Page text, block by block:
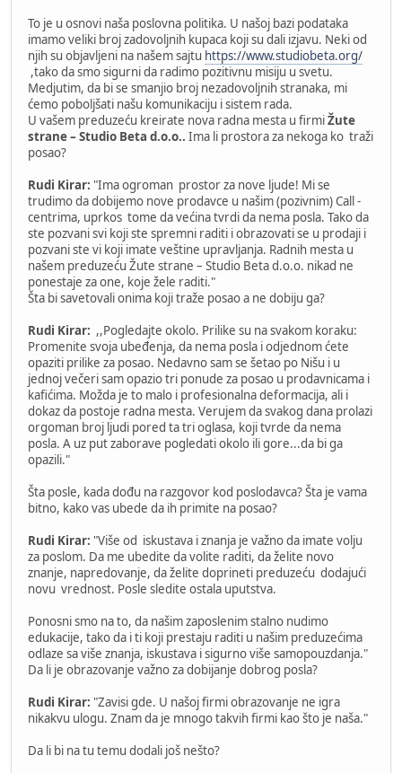
To je u osnovi naša poslovna politika. U našoj bazi podataka
imamo veliki broj zadovoljnih kupaca koji su dali izjavu. Neki od
njih su objavljeni na našem sajtu https://www.studiobeta.org/
,tako da smo sigurni da radimo pozitivnu misiju u svetu.
Medjutim, da bi se smanjio broj nezadovoljnih stranaka, mi
ćemo poboljšati našu komunikaciju i sistem rada.
U vašem preduzeću kreirate nova radna mesta u firmiŽute
strane – Studio Beta d.o.o.. Ima li prostora za nekoga ko traži
posao?
Rudi Kirar: "Ima ogroman prostor za nove ljude! Mi se
trudimo da dobijemo nove prodavce u našim (pozivnim) Call -
centrima, uprkos tome da većina tvrdi da nema posla. Tako da
ste pozvani svi koji ste spremni raditi i obrazovati se u prodaji i
pozvani ste vi koji imate veštine upravljanja. Radnih mesta u
našem preduzeću Žute strane – Studio Beta d.o.o. nikad ne
ponestaje za one, koje žele raditi."
Šta bi savetovali onima koji traže posao a ne dobiju ga?
Rudi Kirar: ,,Pogledajte okolo. Prilike su na svakom koraku:
Promenite svoja ubeđenja, da nema posla i odjednom ćete
opaziti prilike za posao. Nedavno sam se šetao po Nišu i u
jednoj večeri sam opazio tri ponude za posao u prodavnicama i
kafićima. Možda je to malo i profesionalna deformacija, ali i
dokaz da postoje radna mesta. Verujem da svakog dana prolazi
orgoman broj ljudi pored ta tri oglasa, koji tvrde da nema
posla. A uz put zaborave pogledati okolo ili gore...da bi ga
opazili."
Šta posle, kada dođu na razgovor kod poslodavca? Šta je vama
bitno, kako vas ubede da ih primite na posao?
Rudi Kirar: "Više od iskustava i znanja je važno da imate volju
za poslom. Da me ubedite da volite raditi, da želite novo
znanje, napredovanje, da želite doprineti preduzeću dodajući
novu vrednost. Posle sledite ostala uputstva.
Ponosni smo na to, da našim zaposlenim stalno nudimo
edukacije, tako da i ti koji prestaju raditi u našim preduzećima
odlaze sa više znanja, iskustava i sigurno više samopouzdanja."
Da li je obrazovanje važno za dobijanje dobrog posla?
Rudi Kirar: "Zavisi gde. U našoj firmi obrazovanje ne igra
nikakvu ulogu. Znam da je mnogo takvih firmi kao što je naša."
Da li bi na tu temu dodali još nešto?